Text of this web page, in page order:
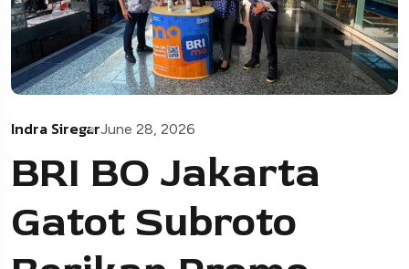
Indra SiregarJune 28, 2026
BRI BO Jakarta
Gatot Subroto